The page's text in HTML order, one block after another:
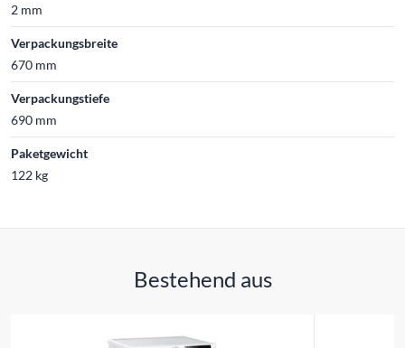
2 mm
Verpackungsbreite
670 mm
Verpackungstiefe
690 mm
Paketgewicht
122 kg
Bestehend aus